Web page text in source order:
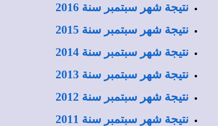
نتيجة شهر سبتمبر سنة 2016
نتيجة شهر سبتمبر سنة 2015
نتيجة شهر سبتمبر سنة 2014
نتيجة شهر سبتمبر سنة 2013
نتيجة شهر سبتمبر سنة 2012
نتيجة شهر سبتمبر سنة 2011